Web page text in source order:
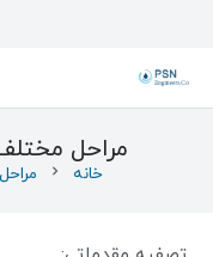
مراحل
خانه chevron_right